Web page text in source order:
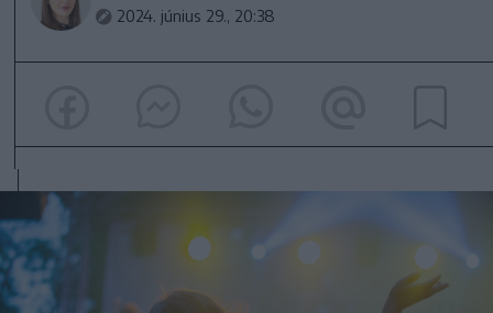
2024. június 29., 20:38